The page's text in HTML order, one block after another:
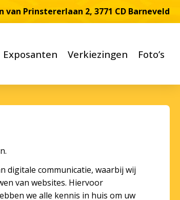
Prinstererlaan 2, 3771 CD Barneveld
Exposanten Verkiezingen Foto’s
digitale communicatie, waarbij wij
van websites. Hiervoor
we alle kennis in huis om uw